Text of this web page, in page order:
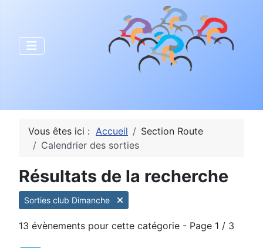
Vous êtes ici : Accueil
Section Route
Calendrier des sorties
Résultats de la recherche
Sorties club Dimanche
13 évènements pour cette catégorie - Page 1 / 3